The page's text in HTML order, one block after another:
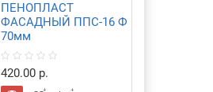
ПЕНОПЛАСТ
ФАСАДНЫЙ ППС-16 Ф
70мм
420.00 р.